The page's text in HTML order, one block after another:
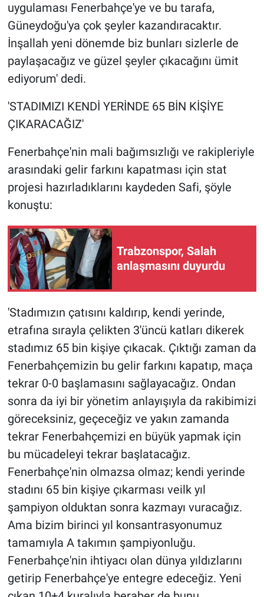
uygulaması Fenerbahçe'ye ve bu tarafa,
Güneydoğu'ya çok şeyler kazandıracaktır.
İnşallah yeni dönemde biz bunları sizlerle de
paylaşacağız ve güzel şeyler çıkacağını ümit
ediyorum' dedi.
'STADIMIZI KENDİ YERİNDE 65 BİN KİŞİYE
ÇIKARACAĞIZ'
Fenerbahçe'nin mali bağımsızlığı ve rakipleriyle
arasındaki gelir farkını kapatması için stat
projesi hazırladıklarını kaydeden Safi, şöyle
konuştu:
Trabzonspor, Salah
anlaşmasını duyurdu
'Stadımızın çatısını kaldırıp, kendi yerinde,
etrafına sırayla çelikten 3'üncü katları dikerek
stadımız 65 bin kişiye çıkacak. Çıktığı zaman da
Fenerbahçemizin bu gelir farkını kapatıp, maça
tekrar 0-0 başlamasını sağlayacağız. Ondan
sonra da iyi bir yönetim anlayışıyla da rakibimizi
göreceksiniz, geçeceğiz ve yakın zamanda
tekrar Fenerbahçemizi en büyük yapmak için
bu mücadeleyi tekrar başlatacağız.
Fenerbahçe'nin olmazsa olmaz; kendi yerinde
stadını 65 bin kişiye çıkarması veilk yıl
şampiyon olduktan sonra kazmayı vuracağız.
Ama bizim birinci yıl konsantrasyonumuz
tamamıyla A takımın şampiyonluğu.
Fenerbahçe'nin ihtiyacı olan dünya yıldızlarını
getirip Fenerbahçe'ye entegre edeceğiz. Yeni